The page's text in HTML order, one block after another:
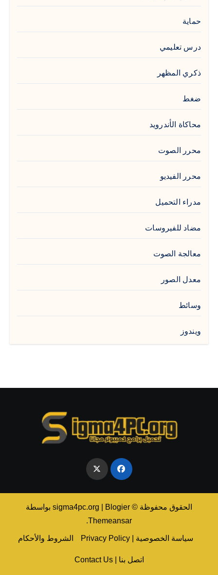
حماية
درس تعليمي
ذكري المظهر
ضغط
محاكاة الأندرويد
محرر الصوت
محرر الفيديو
مدراء التحميل
مضاد للفيروسات
معالجة الصوت
معدل الصور
وسائط
ويندوز
الحقوق محفوظة © sigma4pc.org Blogier
بواسطة
Themeansar
.
سياسة الخصوصية | Privacy Policy الشروط والأحكام
اتصل بنا | Contact Us